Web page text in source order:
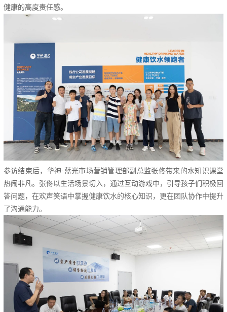
健康的高度责任感。
参访结束后，华神·蓝光市场营销管理部副总监张佟带来的水知识课堂
热闹非凡。张佟以生活场景切入，通过互动游戏中，引导孩子们积极回
答问题，在欢声笑语中掌握健康饮水的核心知识，更在团队协作中提升
了沟通能力。